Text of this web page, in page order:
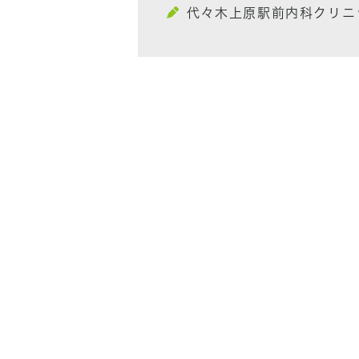
代々木上原駅前内科クリニ